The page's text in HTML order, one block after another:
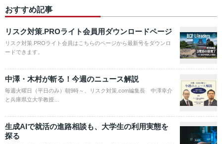
おすすめ記事
リスク対策.PROライト会員用ダウンロードページ
リスク対策.PROライト会員はこちらのページから最新号をダウンロ
ードできます。
中澤・木村が斬る！今週のニュース解説
毎週火曜日（平日のみ）朝9時～、リスク対策.com編集長 中澤幸介
と兵庫県立大学教授…
生成AIで就活の進路相談も、大学生の利用実態を
探る